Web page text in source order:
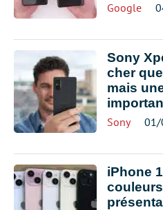
Google
Sony
cher
mais
Sony 01/
iPhone